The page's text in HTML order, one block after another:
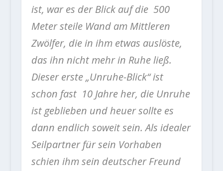
ist, war es der Blick auf die 500
Meter steile Wand am Mittleren
Zwölfer, die in ihm etwas auslöste,
das ihn nicht mehr in Ruhe ließ.
Dieser erste „Unruhe-Blick“ ist
schon fast 10 Jahre her, die Unruhe
ist geblieben und heuer sollte es
dann endlich soweit sein. Als idealer
Seilpartner für sein Vorhaben
schien ihm sein deutscher Freund